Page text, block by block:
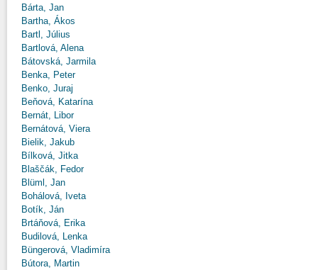
Bárta, Jan
Bartha, Ákos
Bartl, Július
Bartlová, Alena
Bátovská, Jarmila
Benka, Peter
Benko, Juraj
Beňová, Katarína
Bernát, Libor
Bernátová, Viera
Bielik, Jakub
Bílková, Jitka
Blaščák, Fedor
Blüml, Jan
Bohálová, Iveta
Botík, Ján
Brtáňová, Erika
Budilová, Lenka
Büngerová, Vladimíra
Bútora, Martin